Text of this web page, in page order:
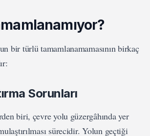
bir türlü tamamlanamamasının birkaç
Sorunları
biri, çevre yolu güzergâhında yer
sürecidir. Yolun geçtiği